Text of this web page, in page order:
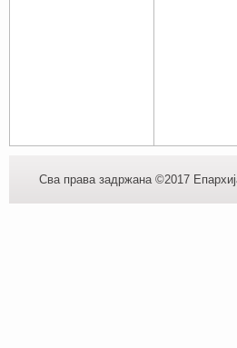
Сва права задржана ©2017